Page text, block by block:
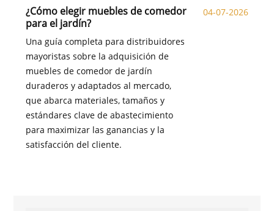
¿Cómo elegir muebles de comedor
para el jardín?
Una guía completa para distribuidores
mayoristas sobre la adquisición de
muebles de comedor de jardín
duraderos y adaptados al mercado,
que abarca materiales, tamaños y
estándares clave de abastecimiento
para maximizar las ganancias y la
satisfacción del cliente.
04-07-2026